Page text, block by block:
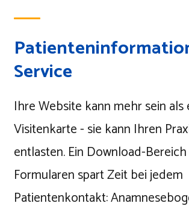
Service
Ihre Website kann mehr sein als
Visitenkarte - sie kann Ihren
entlasten. Ein Download-
Formularen spart Zeit bei jedem
Patientenkontakt: